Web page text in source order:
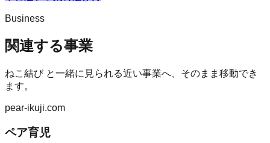
Business
関連する事業
ねこ結びと一緒に見られる近い事業へ、そのまま移動でき
ます。
pear-ikuji.com
ペア育児